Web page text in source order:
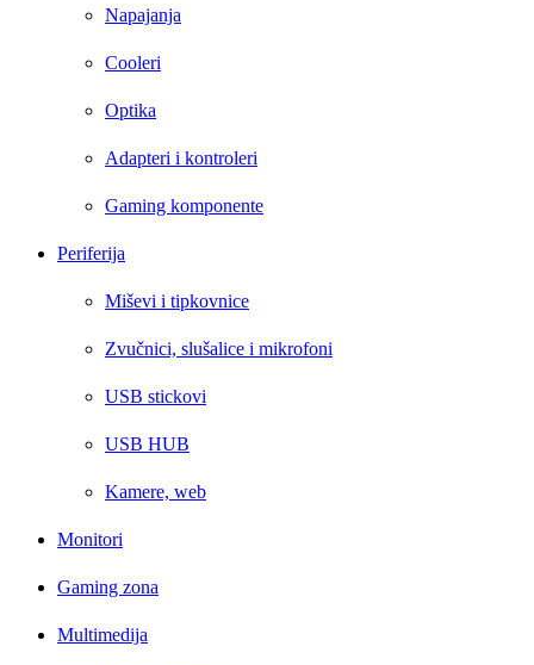
Napajanja
Cooleri
Optika
Adapteri i kontroleri
Gaming komponente
Periferija
Miševi i tipkovnice
Zvučnici, slušalice i mikrofoni
USB stickovi
USB HUB
Kamere, web
Monitori
Gaming zona
Multimedija